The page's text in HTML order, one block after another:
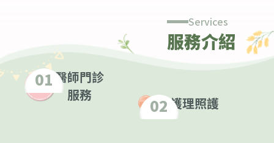
Services
服務介紹
01醫師門診
服務
02護理照護